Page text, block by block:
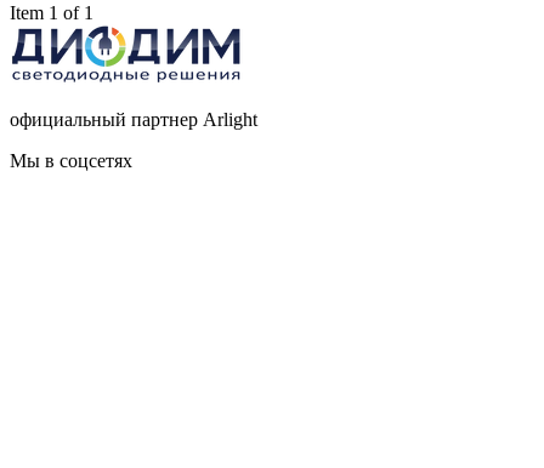
Item 1 of 1
официальный партнер Arlight
Мы в соцсетях